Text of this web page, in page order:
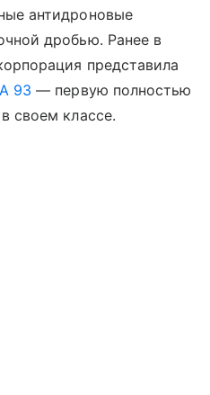
антидроновые
дробью. Ранее в
представила
93 — первую полностью
своем классе.